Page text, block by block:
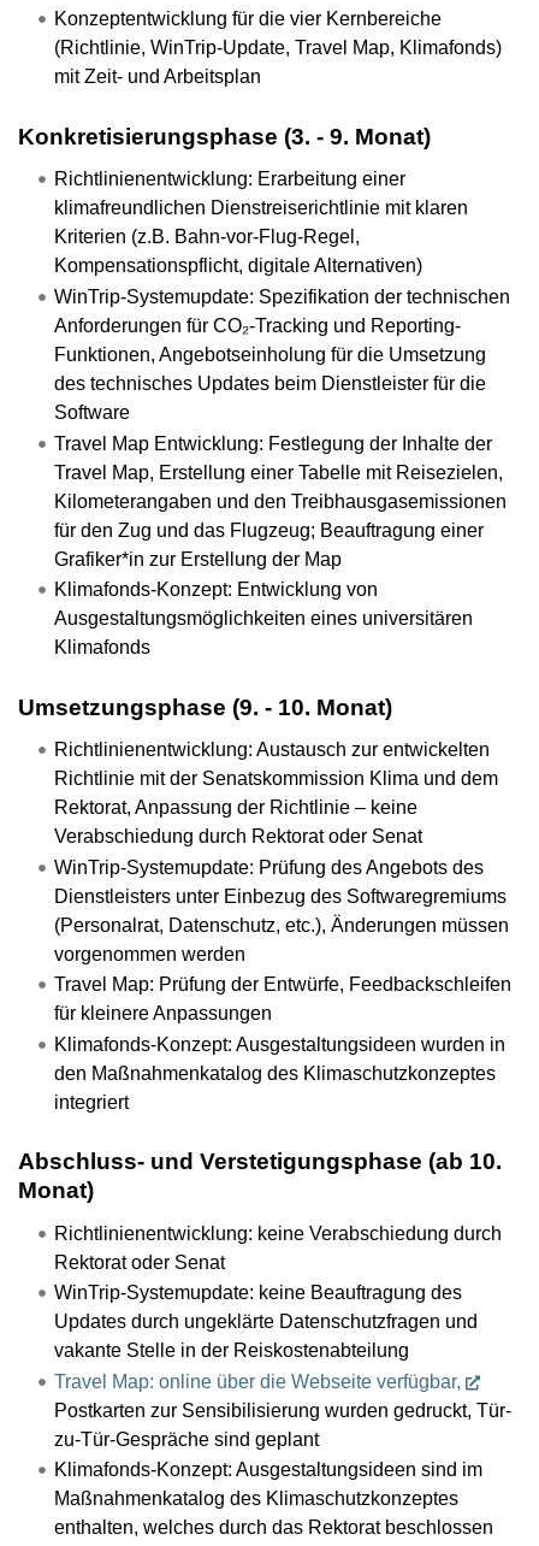
Konzeptentwicklung für die vier Kernbereiche
(Richtlinie, WinTrip-Update, Travel Map, Klimafonds)
mit Zeit- und Arbeitsplan
Konkretisierungsphase (3. - 9. Monat)
Richtlinienentwicklung: Erarbeitung einer
klimafreundlichen Dienstreiserichtlinie mit klaren
Kriterien (z.B. Bahn-vor-Flug-Regel,
Kompensationspflicht, digitale Alternativen)
WinTrip-Systemupdate: Spezifikation der technischen
Anforderungen für CO₂-Tracking und Reporting-
Funktionen, Angebotseinholung für die Umsetzung
des technisches Updates beim Dienstleister für die
Software
Travel Map Entwicklung: Festlegung der Inhalte der
Travel Map, Erstellung einer Tabelle mit Reisezielen,
Kilometerangaben und den Treibhausgasemissionen
für den Zug und das Flugzeug; Beauftragung einer
Grafiker*in zur Erstellung der Map
Klimafonds-Konzept: Entwicklung von
Ausgestaltungsmöglichkeiten eines universitären
Klimafonds
Umsetzungsphase (9. - 10. Monat)
Richtlinienentwicklung: Austausch zur entwickelten
Richtlinie mit der Senatskommission Klima und dem
Rektorat, Anpassung der Richtlinie – keine
Verabschiedung durch Rektorat oder Senat
WinTrip-Systemupdate: Prüfung des Angebots des
Dienstleisters unter Einbezug des Softwaregremiums
(Personalrat, Datenschutz, etc.), Änderungen müssen
vorgenommen werden
Travel Map: Prüfung der Entwürfe, Feedbackschleifen
für kleinere Anpassungen
Klimafonds-Konzept: Ausgestaltungsideen wurden in
den Maßnahmenkatalog des Klimaschutzkonzeptes
integriert
Abschluss- und Verstetigungsphase (ab 10.
Monat)
Richtlinienentwicklung: keine Verabschiedung durch
Rektorat oder Senat
WinTrip-Systemupdate: keine Beauftragung des
Updates durch ungeklärte Datenschutzfragen und
vakante Stelle in der Reiskostenabteilung
Travel Map: online über die Webseite verfügbar,
Postkarten zur Sensibilisierung wurden gedruckt, Tür-
zu-Tür-Gespräche sind geplant
Klimafonds-Konzept: Ausgestaltungsideen sind im
Maßnahmenkatalog des Klimaschutzkonzeptes
enthalten, welches durch das Rektorat beschlossen